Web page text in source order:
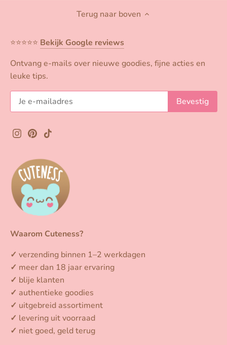
Terug naar boven
⭐️⭐️⭐️⭐️⭐️ Bekijk Google reviews
Ontvang e-mails over nieuwe goodies, fijne acties en
leuke tips.
Waarom Cuteness?
✓ verzending binnen 1–2 werkdagen
✓ meer dan 18 jaar ervaring
✓ blije klanten
✓ authentieke goodies
✓ uitgebreid assortiment
✓ levering uit voorraad
✓ niet goed, geld terug